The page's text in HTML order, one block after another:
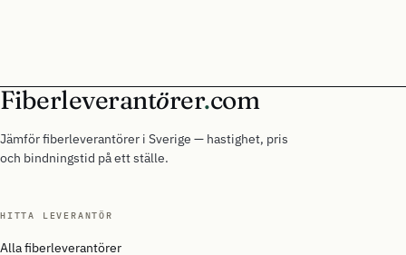
Fiberleverantörer.com
Jämför fiberleverantörer i Sverige — hastighet, pris
och bindningstid på ett ställe.
HITTA LEVERANTÖR
Alla fiberleverantörer